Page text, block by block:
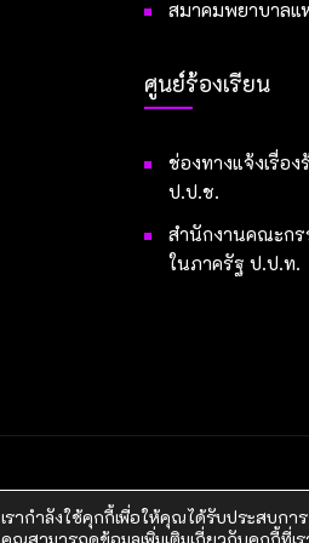
สมาคมพยาบาลแ
ศูนย์ร้องเรียน
ช่องทางแจ้งเรื่อ
ป.ป.ช.
สำนักงานคณะก
ในภาครัฐ ป.ป.ท.
เรากำลังใช้คุกกี้เพื่อให้คุณได้รับประสบกา